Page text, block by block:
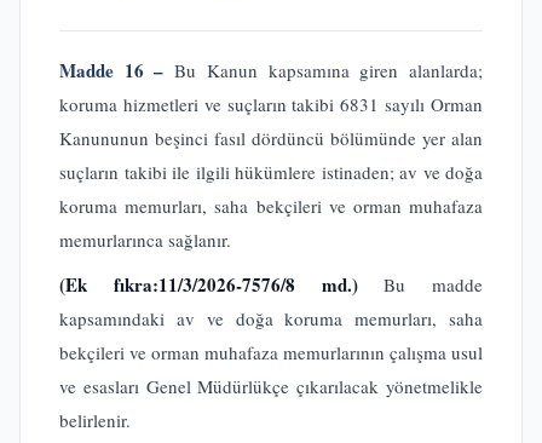
Madde 16 –Bu Kanun kapsamına giren alanlarda;
koruma hizmetleri ve suçların takibi 6831 sayılı Orman
Kanununun beşinci fasıl dördüncü bölümünde yer alan
suçların takibi ile ilgili hükümlere istinaden; av ve doğa
koruma memurları, saha bekçileri ve orman muhafaza
memurlarınca sağlanır.
(Ek fıkra:11/3/2026-7576/8 md.)Bu madde
kapsamındaki av ve doğa koruma memurları, saha
bekçileri ve orman muhafaza memurlarının çalışma usul
ve esasları Genel Müdürlükçe çıkarılacak yönetmelikle
belirlenir.